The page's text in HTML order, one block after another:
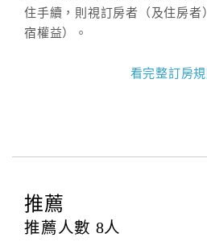
住手續，則視訂房者（及住房者
宿權益）。
四、訂單異動
提出申辦不得異動訂單。
每筆訂單異動限定
辦理取消退款。
看完整訂房規
推薦
推薦人數 8人